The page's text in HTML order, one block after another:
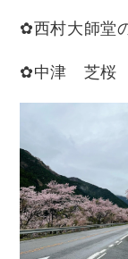
✿西村大師堂
✿中津